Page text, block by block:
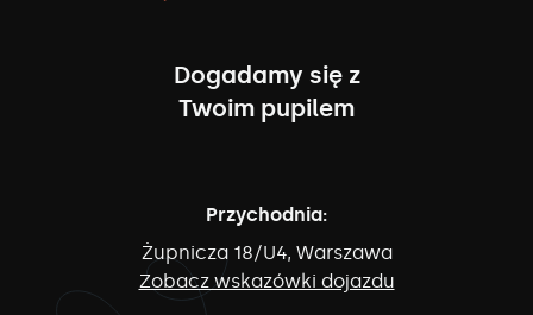
Dogadamy się z
Twoim pupilem
Przychodnia:
Żupnicza 18/U4, Warszawa
Zobacz wskazówki dojazdu